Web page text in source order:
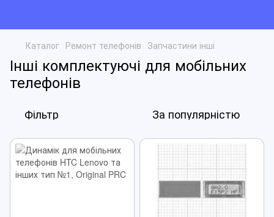
Каталог Ремонт телефонів Запчастини інші
Інші комплектуючі для мобільних
телефонів
Фільтр За популярністю